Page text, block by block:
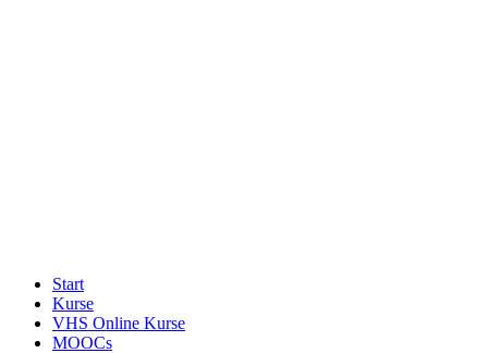
Start
Kurse
VHS Online Kurse
MOOCs